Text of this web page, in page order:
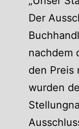
Der
nachdem
den Preis
wurden